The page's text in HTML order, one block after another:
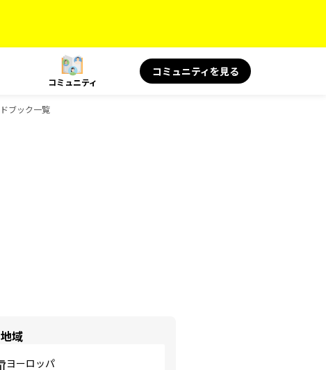
コミュニティ
コミュニティを見る
ブック一覧
域
ヨーロッパ